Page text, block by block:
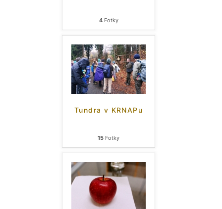
4Fotky
Tundra v KRNAPu
15 Fotky